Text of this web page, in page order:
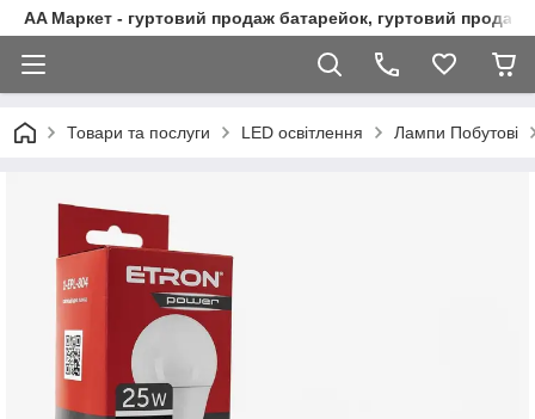
AA Маркет - гуртовий продаж батарейок, гуртовий продаж
Товари та послуги LED освітлення Лампи Побутові